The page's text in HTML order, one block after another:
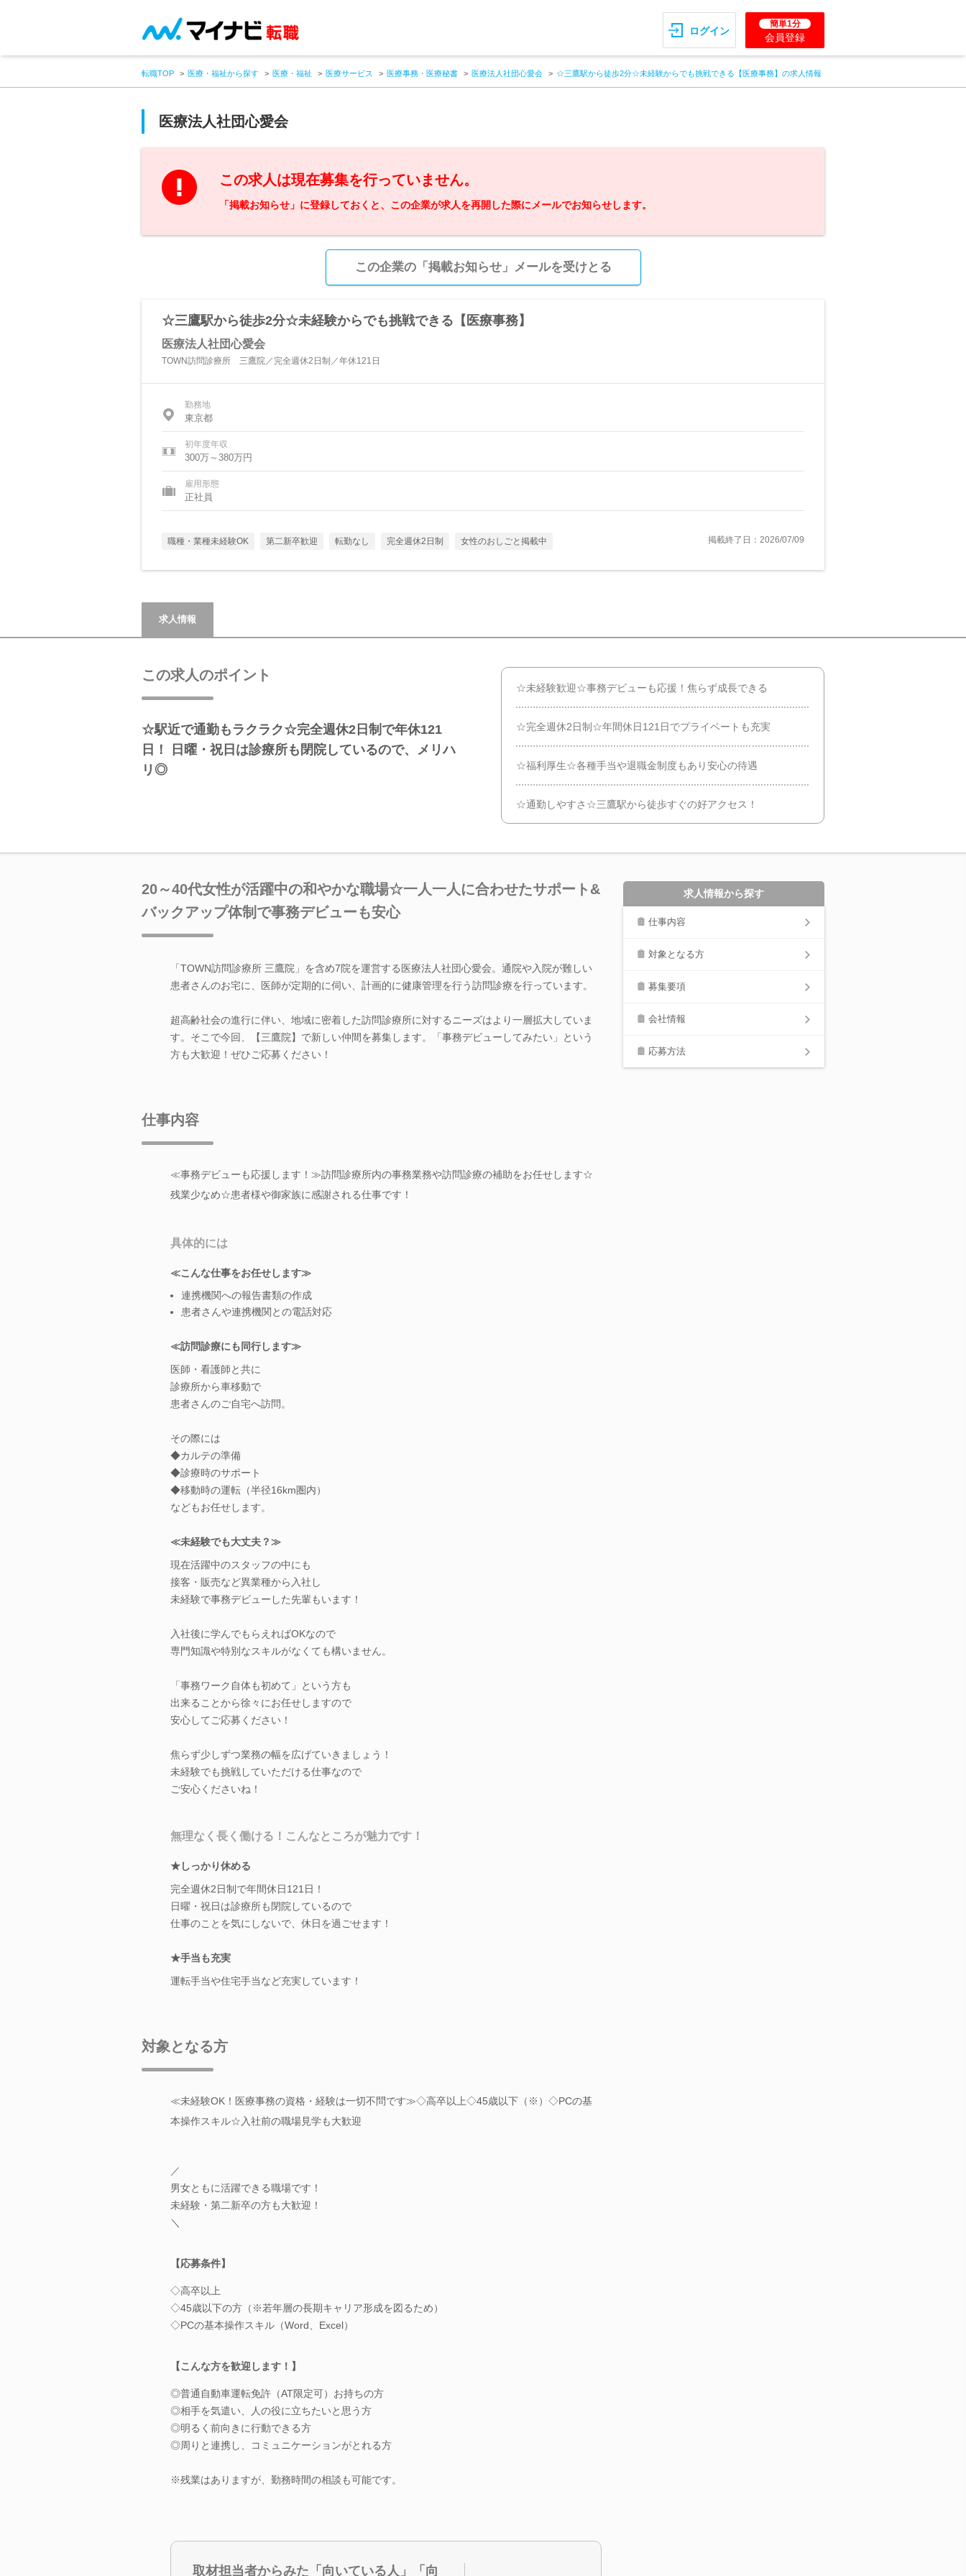
ログイン
簡単1分
会員登録
転職TOP 医療・福祉から探す 医療・福祉 医療サービス 医療事務・医療秘書 医療法人社団心愛会 ☆三鷹駅から徒歩2分☆未経験からでも挑戦できる【医療事務】の求人情報
医療法人社団心愛会
この求人は現在募集を行っていません。
「掲載お知らせ」に登録しておくと、この企業が求人を再開した際にメールでお知らせします。
この企業の「掲載お知らせ」メールを受けとる
☆三鷹駅から徒歩2分☆未経験からでも挑戦できる【医療事務】
医療法人社団心愛会
TOWN訪問診療所 三鷹院／完全週休2日制／年休121日
勤務地
東京都
初年度年収
300万～380万円
雇用形態
正社員
職種・業種未経験OK 第二新卒歓迎 転勤なし 完全週休2日制 女性のおしごと掲載中 掲載終了日：2026/07/09
求人情報
この求人のポイント
☆駅近で通勤もラクラク☆完全週休2日制で年休121
日！ 日曜・祝日は診療所も閉院しているので、メリハ
リ◎
☆未経験歓迎☆事務デビューも応援！焦らず成長できる
☆完全週休2日制☆年間休日121日でプライベートも充実
☆福利厚生☆各種手当や退職金制度もあり安心の待遇
☆通勤しやすさ☆三鷹駅から徒歩すぐの好アクセス！
20～40代女性が活躍中の和やかな職場☆一人一人に合わせたサポート&
バックアップ体制で事務デビューも安心
「TOWN訪問診療所 三鷹院」を含め7院を運営する医療法人社団心愛会。通院や入院が難しい
患者さんのお宅に、医師が定期的に伺い、計画的に健康管理を行う訪問診療を行っています。
超高齢社会の進行に伴い、地域に密着した訪問診療所に対するニーズはより一層拡大していま
す。そこで今回、【三鷹院】で新しい仲間を募集します。「事務デビューしてみたい」という
方も大歓迎！ぜひご応募ください！
仕事内容
≪事務デビューも応援します！≫訪問診療所内の事務業務や訪問診療の補助をお任せします☆
残業少なめ☆患者様や御家族に感謝される仕事です！
具体的には
≪こんな仕事をお任せします≫
連携機関への報告書類の作成
患者さんや連携機関との電話対応
≪訪問診療にも同行します≫
医師・看護師と共に
診療所から車移動で
患者さんのご自宅へ訪問。
その際には
◆カルテの準備
◆診療時のサポート
◆移動時の運転（半径16km圏内）
などもお任せします。
≪未経験でも大丈夫？≫
現在活躍中のスタッフの中にも
接客・販売など異業種から入社し
未経験で事務デビューした先輩もいます！
入社後に学んでもらえればOKなので
専門知識や特別なスキルがなくても構いません。
「事務ワーク自体も初めて」という方も
出来ることから徐々にお任せしますので
安心してご応募ください！
焦らず少しずつ業務の幅を広げていきましょう！
未経験でも挑戦していただける仕事なので
ご安心くださいね！
無理なく長く働ける！こんなところが魅力です！
★しっかり休める
完全週休2日制で年間休日121日！
日曜・祝日は診療所も閉院しているので
仕事のことを気にしないで、休日を過ごせます！
★手当も充実
運転手当や住宅手当など充実しています！
対象となる方
≪未経験OK！医療事務の資格・経験は一切不問です≫◇高卒以上◇45歳以下（※）◇PCの基
本操作スキル☆入社前の職場見学も大歓迎
／
男女ともに活躍できる職場です！
未経験・第二新卒の方も大歓迎！
＼
【応募条件】
◇高卒以上
◇45歳以下の方（※若年層の長期キャリア形成を図るため）
◇PCの基本操作スキル（Word、Excel）
【こんな方を歓迎します！】
◎普通自動車運転免許（AT限定可）お持ちの方
◎相手を気遣い、人の役に立ちたいと思う方
◎明るく前向きに行動できる方
◎周りと連携し、コミュニケーションがとれる方
※残業はありますが、勤務時間の相談も可能です。
取材担当者からみた「向いている人」「向
求人情報から探す
仕事内容
対象となる方
募集要項
会社情報
応募方法